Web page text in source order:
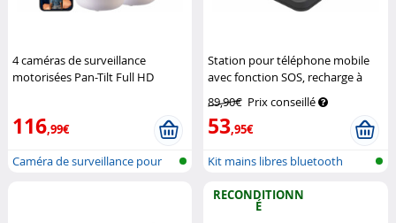
4 caméras de surveillance
motorisées Pan-Tilt Full HD
116,99€
Caméra de surveillance pour
Station pour téléphone mobile
avec fonction SOS, recharge à
induction et numérotation
rapide Callstel
89,90€ Prix conseillé
53,95€
Kit mains libres bluetooth
RECONDITIONN
É